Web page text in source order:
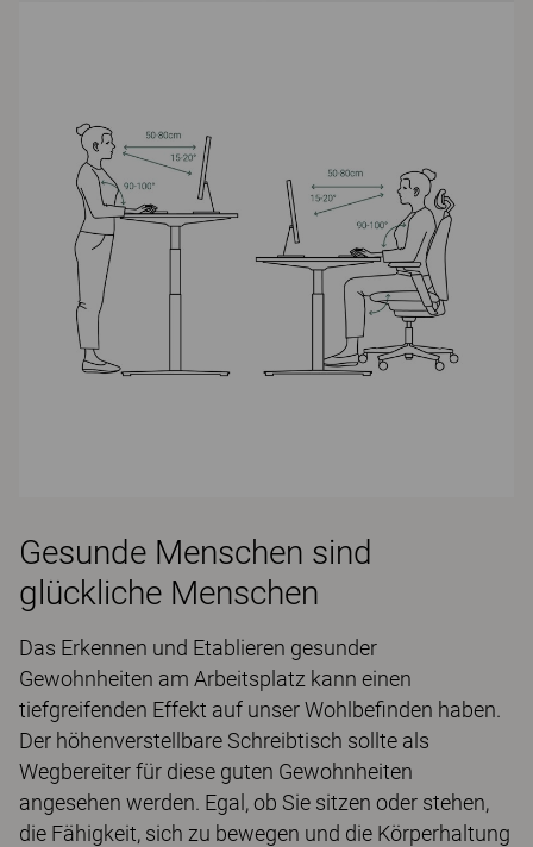
Gesunde Menschen sind
glückliche Menschen
Das Erkennen und Etablieren gesunder
Gewohnheiten am Arbeitsplatz kann einen
tiefgreifenden Effekt auf unser Wohlbefinden haben.
Der höhenverstellbare Schreibtisch sollte als
Wegbereiter für diese guten Gewohnheiten
angesehen werden. Egal, ob Sie sitzen oder stehen,
die Fähigkeit, sich zu bewegen und die Körperhaltung